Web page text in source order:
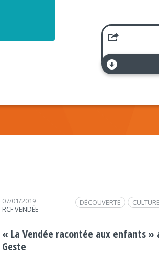
07/01/2019
RCF VENDÉE
CULTURE
DÉCOUVERTE
NOIRMOUTIER
« La Vendée racontée aux enfants »
Geste